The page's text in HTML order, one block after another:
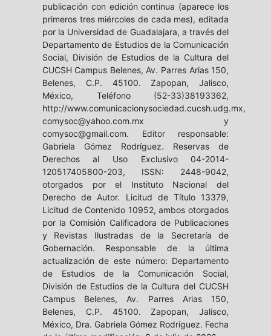
publicación con edición continua (aparece los
primeros tres miércoles de cada mes), editada
por la Universidad de Guadalajara, a través del
Departamento de Estudios de la Comunicación
Social, División de Estudios de la Cultura del
CUCSH Campus Belenes, Av. Parres Arias 150,
Belenes, C.P. 45100. Zapopan, Jalisco,
México, Teléfono (52-33)38193362,
http://www.comunicacionysociedad.cucsh.udg.mx,
comysoc@yahoo.com.mx y
comysoc@gmail.com. Editor responsable:
Gabriela Gómez Rodríguez. Reservas de
Derechos al Uso Exclusivo 04-2014-
120517405800-203, ISSN: 2448-9042,
otorgados por el Instituto Nacional del
Derecho de Autor. Licitud de Título 13379,
Licitud de Contenido 10952, ambos otorgados
por la Comisión Calificadora de Publicaciones
y Revistas Ilustradas de la Secretaría de
Gobernación. Responsable de la última
actualización de este número: Departamento
de Estudios de la Comunicación Social,
División de Estudios de la Cultura del CUCSH
Campus Belenes, Av. Parres Arias 150,
Belenes, C.P. 45100. Zapopan, Jalisco,
México, Dra. Gabriela Gómez Rodríguez. Fecha